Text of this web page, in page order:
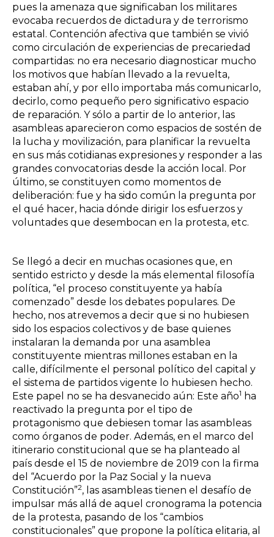
pues la amenaza que significaban los militares
evocaba recuerdos de dictadura y de terrorismo
estatal. Contención afectiva que también se vivió
como circulación de experiencias de precariedad
compartidas: no era necesario diagnosticar mucho
los motivos que habían llevado a la revuelta,
estaban ahí, y por ello importaba más comunicarlo,
decirlo, como pequeño pero significativo espacio
de reparación. Y sólo a partir de lo anterior, las
asambleas aparecieron como espacios de sostén de
la lucha y movilización, para planificar la revuelta
en sus más cotidianas expresiones y responder a las
grandes convocatorias desde la acción local. Por
último, se constituyen como momentos de
deliberación: fue y ha sido común la pregunta por
el qué hacer, hacia dónde dirigir los esfuerzos y
voluntades que desembocan en la protesta, etc.
Se llegó a decir en muchas ocasiones que, en
sentido estricto y desde la más elemental filosofía
política, “el proceso constituyente ya había
comenzado” desde los debates populares. De
hecho, nos atrevemos a decir que si no hubiesen
sido los espacios colectivos y de base quienes
instalaran la demanda por una asamblea
constituyente mientras millones estaban en la
calle, difícilmente el personal político del capital y
el sistema de partidos vigente lo hubiesen hecho.
Este papel no se ha desvanecido aún: Este año1 ha
reactivado la pregunta por el tipo de
protagonismo que debiesen tomar las asambleas
como órganos de poder. Además, en el marco del
itinerario constitucional que se ha planteado al
país desde el 15 de noviembre de 2019 con la firma
del “Acuerdo por la Paz Social y la nueva
Constitución”2, las asambleas tienen el desafío de
impulsar más allá de aquel cronograma la potencia
de la protesta, pasando de los “cambios
constitucionales” que propone la política elitaria, al